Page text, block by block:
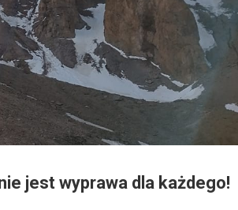
jest wyprawa dla każdego!